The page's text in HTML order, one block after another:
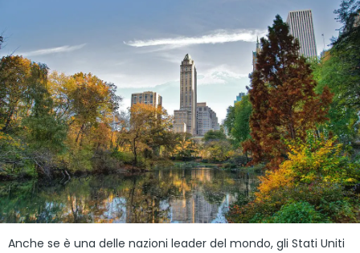
Anche se è una delle nazioni leader del mondo, gli Stati Uniti